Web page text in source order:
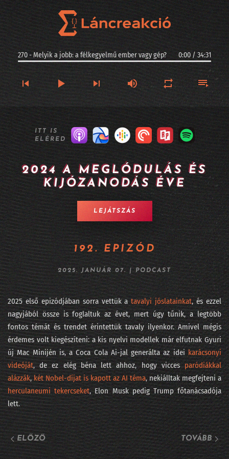
270 - Melyik a jobb: a félkegyelmű ember vagy gép? 0:00 / 34:31
269 - Kis magyar szuverenitás: ez a Racka - II. rész
268 - Kis magyar szuverenitás: ez a Racka - I. rész
267 - Argentinában jogi személyiséget kaphatnak az AI-vezette cégek?
265 - A Twitter alapítója kitalált egy MI alapú céges szervezetet
264 - Fújhatja-e a pápa az AI morális passzátszelét?
263 - Kik rejtőznek az AI kilenc maszkja mögött?
262 - Lehet, hogy mégsem mennek csődbe a frontlaborok?
261 - Viszlát LLM, jönnek a világmodellek
260 - DataSTREAM 2026 - ha nem jöttél el
259 - Fehérgalléros vérfürdő elnapolva?
258 - Iparági vezetők az AI Hungary konferencián
257 - Sárkány ellen sárkányfű
#256 - Fekete hattyú, a statisztika réme
#255 - Százkilencvenkilenc pont hu
ITT IS
ELÉRED
2024 A MEGLÓDULÁS ÉS
KIJÓZANODÁS ÉVE
LEJÁTSZÁS
192. EPIZÓD
2025. JANUÁR 07. | PODCAST
2025 első epizódjában sorra vettük atavalyi jóslatainkat, és ezzel
nagyjából össze is foglaltuk az évet, mert úgy tűnik, a legtöbb
fontos témát és trendet érintettük tavaly ilyenkor. Amivel mégis
érdemes volt kiegészíteni: a kis nyelvi modellek már elfutnak Gyuri
új Mac Minijén is, a Coca Cola Ai-jal generálta az idei karácsonyi
videóját, de ez elég béna lett ahhoz, hogy viccesparódiákkal
alázzák,két Nobel-díjat is kapott az AI téma, nekiálltak megfejteni a
herculaneumi tekercseket, Elon Musk pedig Trump főtanácsadója
lett.
ELŐZŐ TOVÁBB